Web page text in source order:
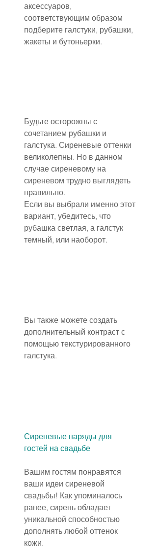
аксессуаров,
соответствующим образом
подберите галстуки, рубашки,
жакеты и бутоньерки.
Будьте осторожны с
сочетанием рубашки и
галстука. Сиреневые оттенки
великолепны. Но в данном
случае сиреневому на
сиреневом трудно выглядеть
правильно.
Если вы выбрали именно этот
вариант, убедитесь, что
рубашка светлая, а галстук
темный, или наоборот.
Вы также можете создать
дополнительный контраст с
помощью текстурированного
галстука.
Сиреневые наряды для
гостей на свадьбе
Вашим гостям понравятся
ваши идеи сиреневой
свадьбы! Как упоминалось
ранее, сирень обладает
уникальной способностью
дополнять любой оттенок
кожи.